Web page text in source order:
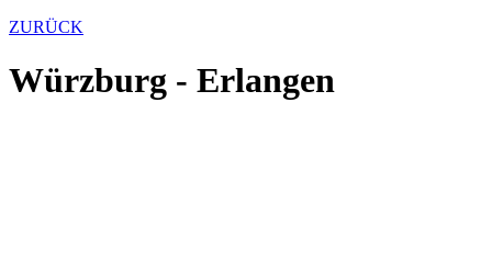
ZURÜCK
Würzburg - Erlangen